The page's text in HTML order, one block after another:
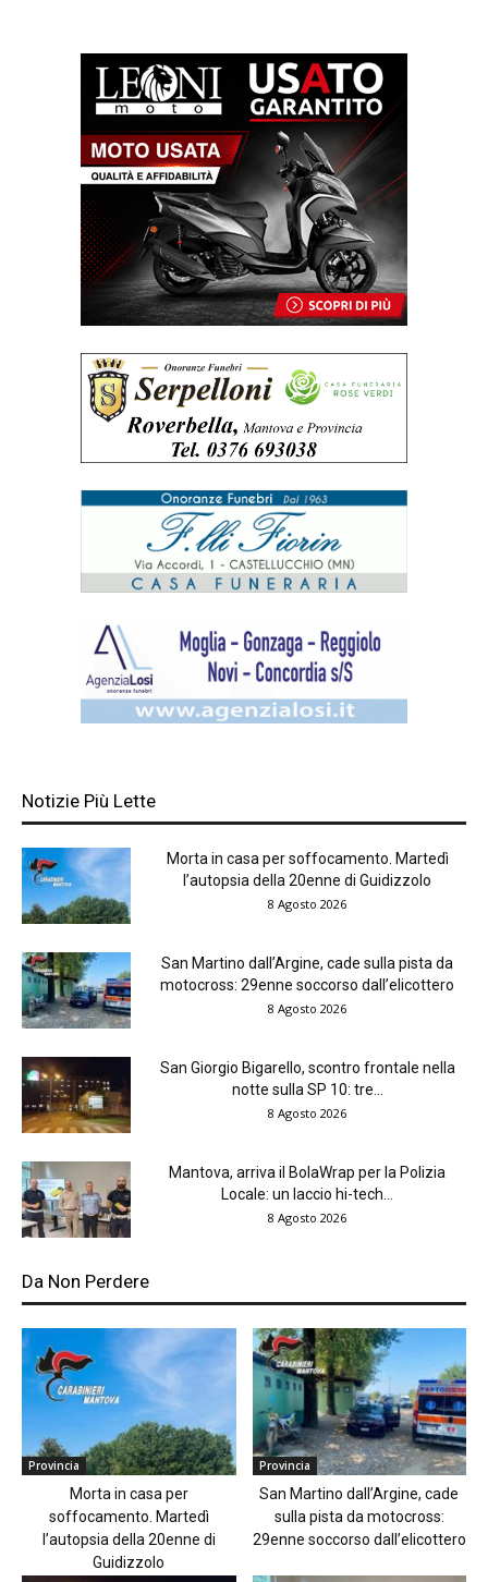
Notizie Più Lette
Morta in casa per soffocamento. Martedì
l’autopsia della 20enne di Guidizzolo
8 Agosto 2026
San Martino dall’Argine, cade sulla pista da
motocross: 29enne soccorso dall’elicottero
8 Agosto 2026
San Giorgio Bigarello, scontro frontale nella
notte sulla SP 10: tre...
8 Agosto 2026
Mantova, arriva il BolaWrap per la Polizia
Locale: un laccio hi-tech...
8 Agosto 2026
Da Non Perdere
Provincia
Morta in casa per
soffocamento. Martedì
l’autopsia della 20enne di
Guidizzolo
Provincia
San Martino dall’Argine, cade
sulla pista da motocross:
29enne soccorso dall’elicottero